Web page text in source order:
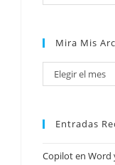
Mira Mis
Mira
mis
Elegir el mes
Entradas
Copilot en Word